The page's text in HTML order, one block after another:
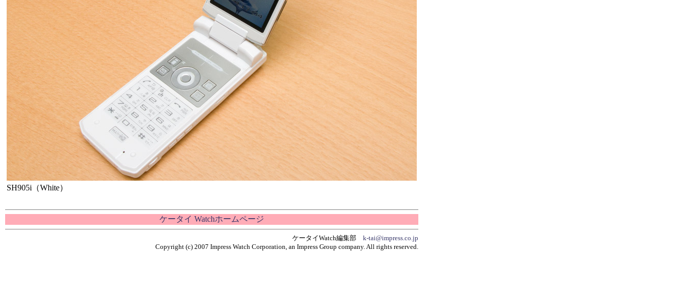
SH905i（White）
ケータイ Watchホームページ
ケータイWatch編集部 k-tai@impress.co.jp
Copyright (c) 2007 Impress Watch Corporation, an Impress Group company. All rights reserved.